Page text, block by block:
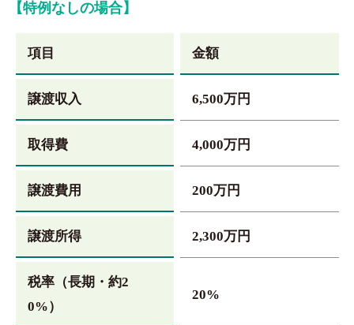
【特例なしの場合】
項目 金額
譲渡収入 6,500万円
取得費 4,000万円
譲渡費用 200万円
譲渡所得 2,300万円
税率（長期・約2
0%）
20%